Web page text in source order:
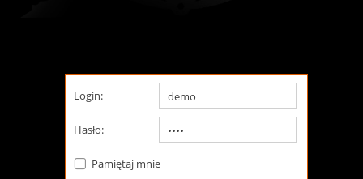
Login:
Hasło:
Pamiętaj mnie